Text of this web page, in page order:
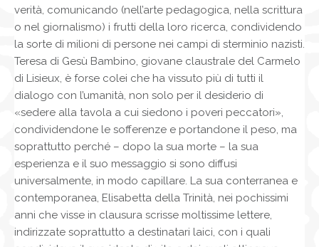
verità, comunicando (nell’arte pedagogica, nella scrittura
o nel giornalismo) i frutti della loro ricerca, condividendo
la sorte di milioni di persone nei campi di sterminio nazisti.
Teresa di Gesù Bambino, giovane claustrale del Carmelo
di Lisieux, è forse colei che ha vissuto più di tutti il
dialogo con l’umanità, non solo per il desiderio di
«sedere alla tavola a cui siedono i poveri peccatori»,
condividendone le sofferenze e portandone il peso, ma
soprattutto perché – dopo la sua morte – la sua
esperienza e il suo messaggio si sono diffusi
universalmente, in modo capillare. La sua conterranea e
contemporanea, Elisabetta della Trinità, nei pochissimi
anni che visse in clausura scrisse moltissime lettere,
indirizzate soprattutto a destinatari laici, con i quali